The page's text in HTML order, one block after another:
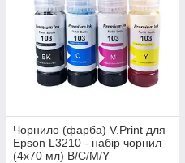
Чорнило (фарба) V.Print для
Epson L3210 - набір чорнил
(4х70 мл) B/C/M/Y